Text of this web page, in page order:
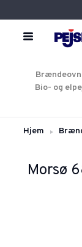
Bio- og
Hjem
Morsø